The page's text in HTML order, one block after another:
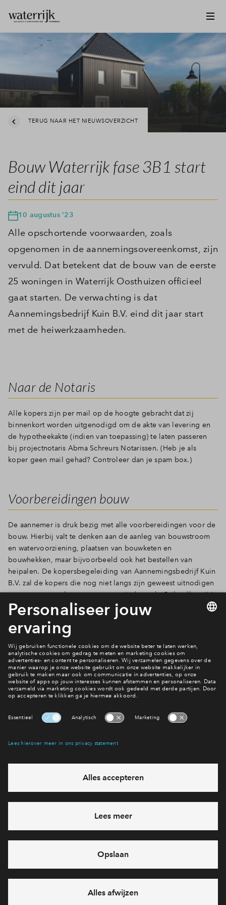
TERUG NAAR HET NIEUWSOVERZICHT
Bouw Waterrijk fase 3B1 start
eind dit jaar
10 augustus '23
Alle opschortende voorwaarden, zoals
opgenomen in de aannemingsovereenkomst, zijn
vervuld. Dat betekent dat de bouw van de eerste
25 woningen in Waterrijk Oosthuizen officieel
gaat starten. De verwachting is dat
Aannemingsbedrijf Kuin B.V. eind dit jaar start
met de heiwerkzaamheden.
Naar de Notaris
Alle kopers zijn per mail op de hoogte gebracht dat zij
binnenkort worden uitgenodigd om de akte van levering en
de hypotheekakte (indien van toepassing) te laten passeren
bij projectnotaris Abma Schreurs Notarissen. (Heb je als
koper geen mail gehad? Controleer dan je spam box.)
Voorbereidingen bouw
De aannemer is druk bezig met alle voorbereidingen voor de
bouw. Hierbij valt te denken aan de aanleg van bouwstroom
en watervoorziening, plaatsen van bouwketen en
bouwhekken, maar bijvoorbeeld ook het bestellen van
heipalen. De kopersbegeleiding van Aannemingsbedrijf Kuin
B.V. zal de kopers die nog niet langs zijn geweest uitnodigen
voor een gesprek over meer- en minderwerk. Ook zullen zij je
verder informeren tijdens de bouwperiode.
BPD Ontwikkeling wenst alle kopers en de aannemer een
Zijn er nog woningen beschikbaar?
Woningen
eventuele projecten
Ja, ik wil mij aanmelden
Heb je een vraag en wil je direct antwoord? Bel ons op088
71 22 125
6 dagen per week beschikbaar (behalve tijdens
feestdagen)
vandaag van 09:00 - 18:00 uur